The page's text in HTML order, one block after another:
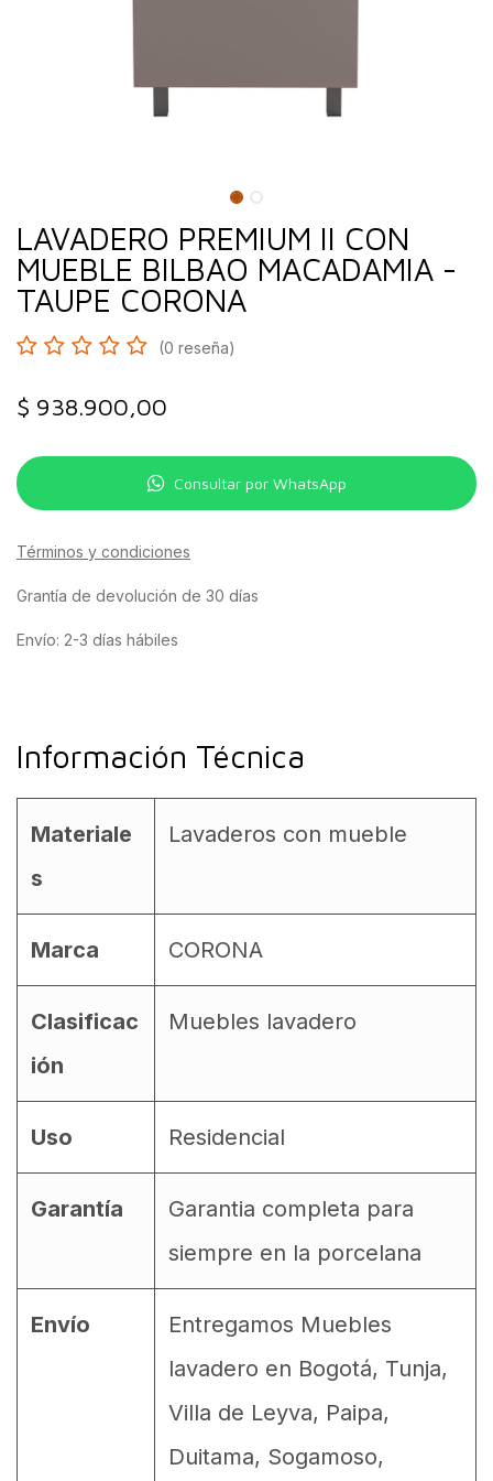
LAVADERO PREMIUM II CON
MUEBLE BILBAO MACADAMIA -
TAUPE CORONA
(0 reseña)
$ 938.900,00
Consultar por WhatsApp
Términos y condiciones
Grantía de devolución de 30 días
Envío: 2-3 días hábiles
Información Técnica
Materiale
s
Lavaderos con mueble
Marca CORONA
Clasificac
ión
Muebles lavadero
Uso Residencial
Garantía
Garantia completa para
siempre en la porcelana
Envío
Entregamos Muebles
lavadero en Bogotá, Tunja,
Villa de Leyva, Paipa,
Duitama, Sogamoso,